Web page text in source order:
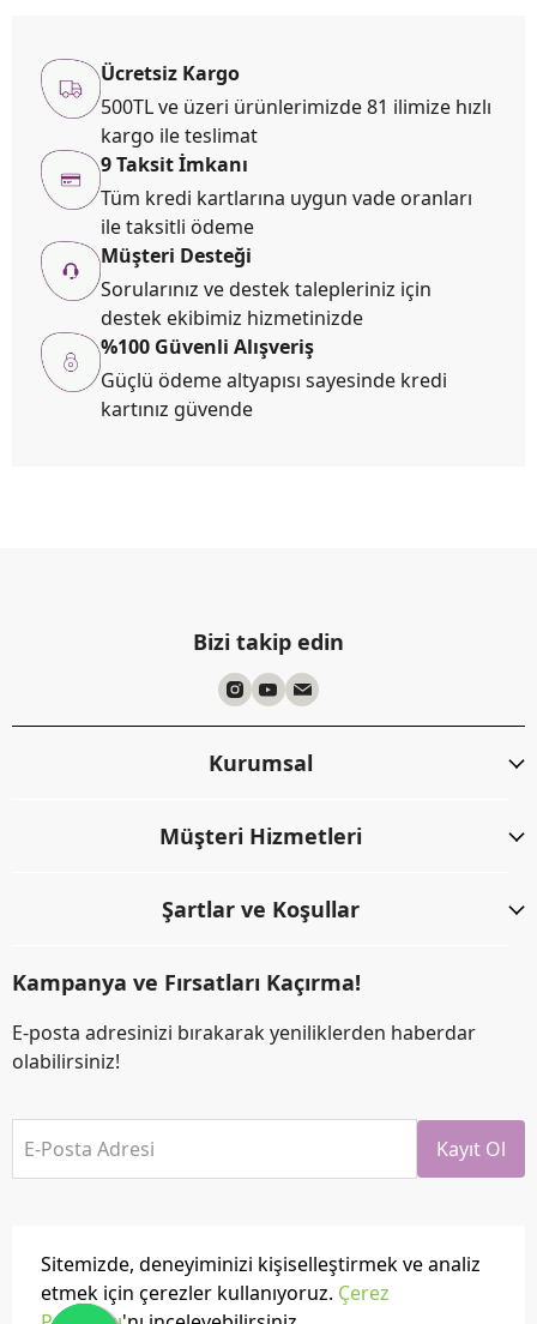
Sitemizde, deneyiminizi kişiselleştirmek ve analiz
etmek için çerezler kullanıyoruz. Çerez
Ücretsiz Kargo
500TL ve üzeri ürünlerimizde 81 ilimize hızlı
kargo ile teslimat
9 Taksit İmkanı
Tüm kredi kartlarına uygun vade oranları
ile taksitli ödeme
Müşteri Desteği
Sorularınız ve destek talepleriniz için
destek ekibimiz hizmetinizde
%100 Güvenli Alışveriş
Güçlü ödeme altyapısı sayesinde kredi
kartınız güvende
Bizi takip edin
Kurumsal
Müşteri Hizmetleri
Şartlar ve Koşullar
Kampanya ve Fırsatları Kaçırma!
E-posta adresinizi bırakarak yeniliklerden haberdar
olabilirsiniz!
E-Posta Adresi Kayıt Ol